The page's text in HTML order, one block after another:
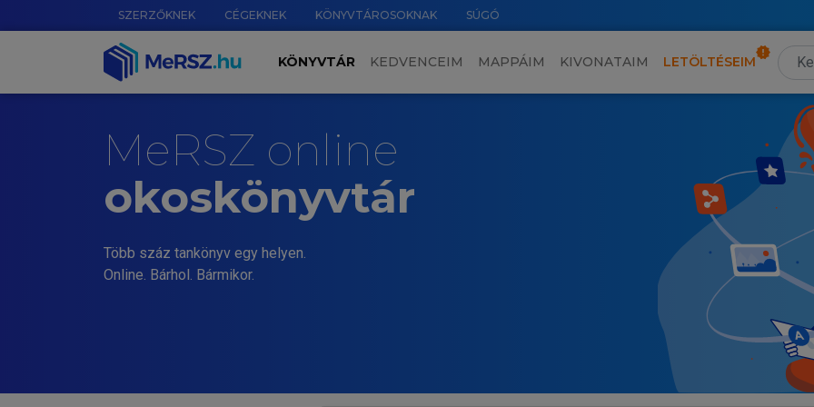
SZERZŐKNEK CÉGEKNEK KÖNYVTÁROSOKNAK SÚGÓ
KÖNYVTÁR KEDVENCEIM MAPPÁIM KIVONATAIM LETÖLTÉSEIM
MeRSZ online
okoskönyvtár
Több száz tankönyv egy helyen.
Online. Bárhol. Bármikor.